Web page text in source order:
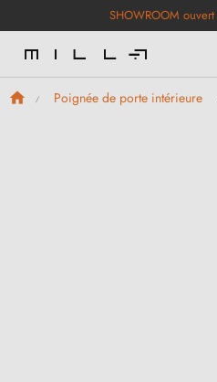
SHOWROOM
Poignée de porte intérieure